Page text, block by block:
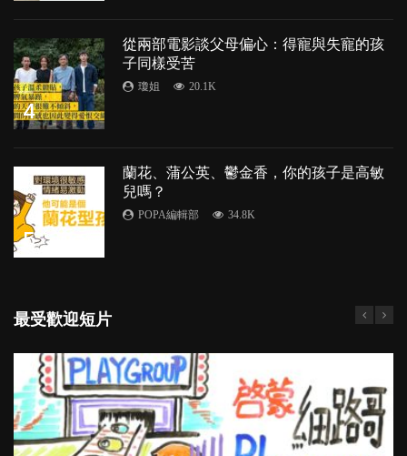
4
從兩部電影談父母偏心：得寵與失寵的孩
子同樣受苦
瓊姐 20.1K
5
蘭花、蒲公英、鬱金香，你的孩子是高敏
兒嗎？
POPA編輯部 34.8K
最受歡迎短片